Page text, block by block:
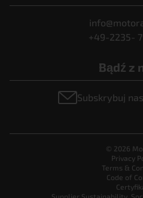
+49-2235-
Bądź z
Subskrybuj
© 2026
Privacy
Terms &
Code of
Supplier Sustainability,